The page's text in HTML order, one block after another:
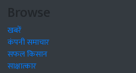
Browse
खबरें
कंपनी समाचार
सफल किसान
साक्षात्कार